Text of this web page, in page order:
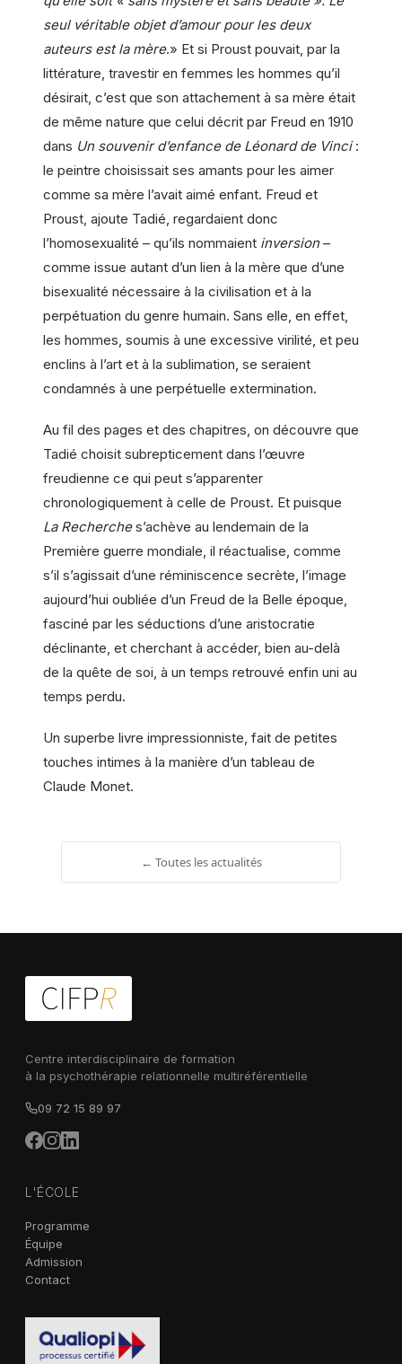
seul véritable objet d’amour pour les deux
auteurs est la mère.» Et si Proust pouvait, par la
littérature, travestir en femmes les hommes qu’il
désirait, c’est que son attachement à sa mère était
de même nature que celui décrit par Freud en 1910
dans Un souvenir d’enfance de Léonard de Vinci:
le peintre choisissait ses amants pour les aimer
comme sa mère l’avait aimé enfant. Freud et
Proust, ajoute Tadié, regardaient donc
l’homosexualité – qu’ils nommaient inversion–
comme issue autant d’un lien à la mère que d’une
bisexualité nécessaire à la civilisation et à la
perpétuation du genre humain. Sans elle, en effet,
les hommes, soumis à une excessive virilité, et peu
enclins à l’art et à la sublimation, se seraient
condamnés à une perpétuelle extermination.
Au fil des pages et des chapitres, on découvre que
Tadié choisit subrepticement dans l’œuvre
freudienne ce qui peut s’apparenter
chronologiquement à celle de Proust. Et puisque
La Recherches’achève au lendemain de la
Première guerre mondiale, il réactualise, comme
s’il s’agissait d’une réminiscence secrète, l’image
aujourd’hui oubliée d’un Freud de la Belle époque,
fasciné par les séductions d’une aristocratie
déclinante, et cherchant à accéder, bien au-delà
de la quête de soi, à un temps retrouvé enfin uni au
temps perdu.
Un superbe livre impressionniste, fait de petites
touches intimes à la manière d’un tableau de
Claude Monet.
← Toutes les actualités
Centre interdisciplinaire de formation
à la psychothérapie relationnelle multiréférentielle
09 72 15 89 97
L'ÉCOLE
Programme
Équipe
Admission
Contact